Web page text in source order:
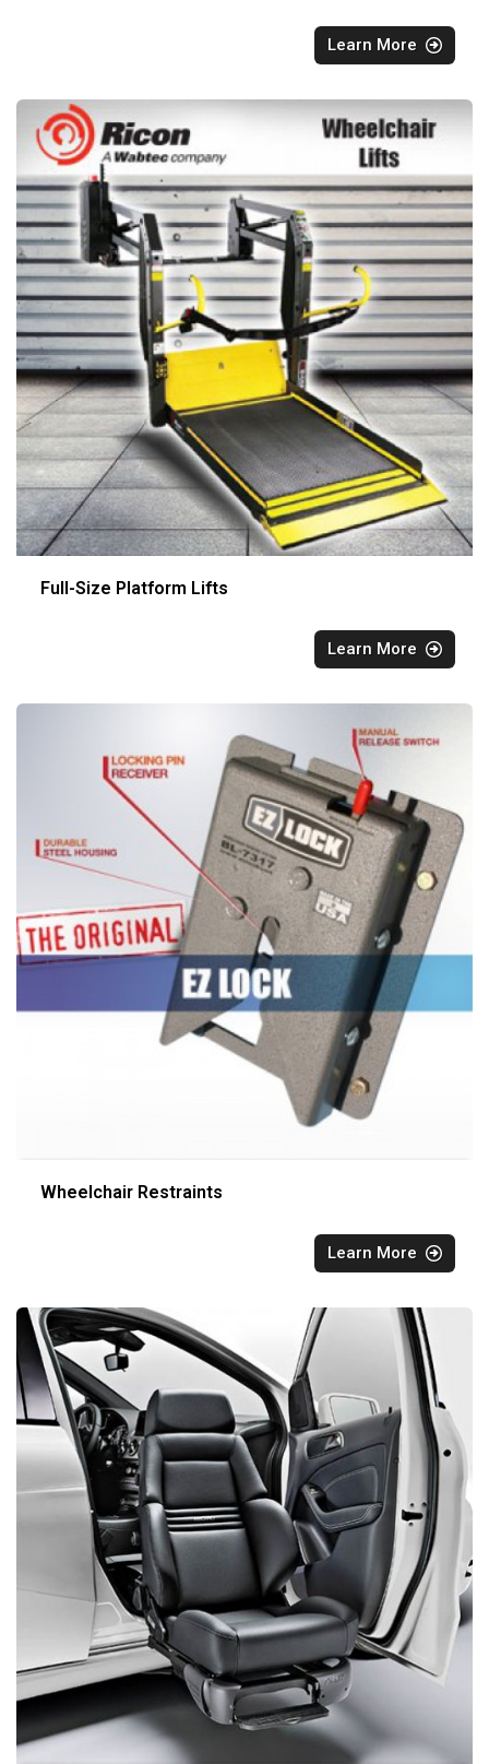
Learn More
Full-Size Platform Lifts
Learn More
Wheelchair Restraints
Learn More